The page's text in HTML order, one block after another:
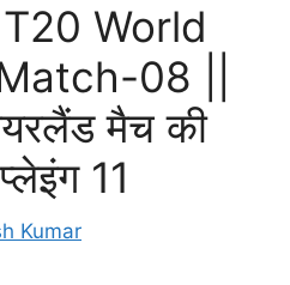
World
08 ||
मैच की
11
Kumar